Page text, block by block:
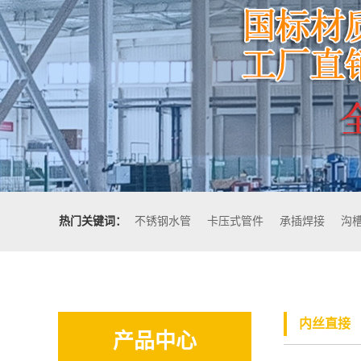
热门关键词： 不锈钢水管 卡压式管件 承插焊接 沟
产品中心
内丝直接